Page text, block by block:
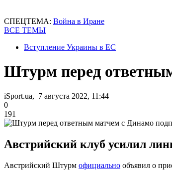
СПЕЦТЕМА: Война в Иране
ВСЕ ТЕМЫ
Вступление Украины в ЕС
Штурм перед
iSport.ua, 7 августа 2022, 11:44
0
191
Австрийский клуб усилил
Австрийский Штурм официально объявил о